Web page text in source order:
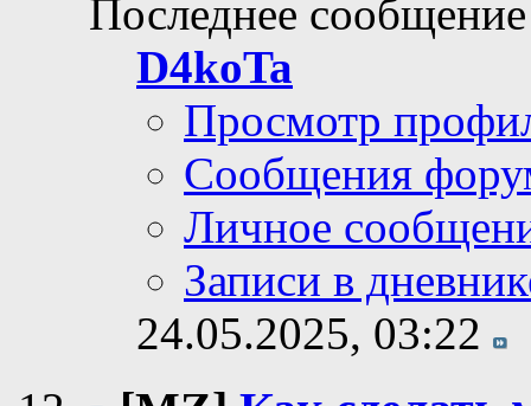
Последнее
D4koTa
Просмотр
Сообщения
Личное
Записи в
24.05.2025, 03:22